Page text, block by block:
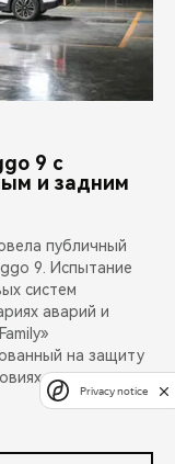
9 с
и задним
публичный
9. Испытание
систем
аварий и
на защиту
Privacy notice